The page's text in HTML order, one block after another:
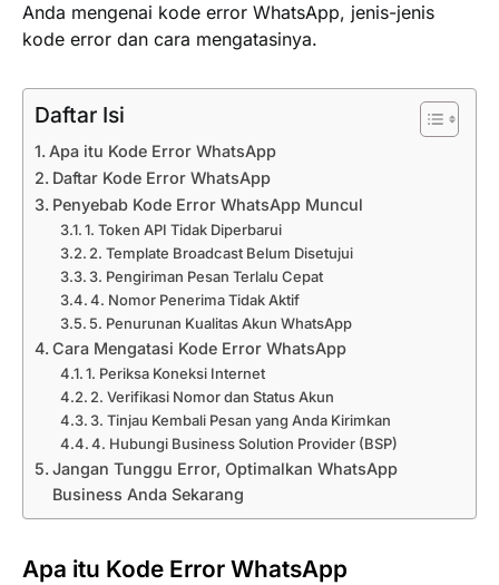
Anda mengenai kode error WhatsApp, jenis-jenis
kode error dan cara mengatasinya.
Daftar Isi
Apa itu Kode Error WhatsApp
Daftar Kode Error WhatsApp
Penyebab Kode Error WhatsApp Muncul
1. Token API Tidak Diperbarui
2. Template Broadcast Belum Disetujui
3. Pengiriman Pesan Terlalu Cepat
4. Nomor Penerima Tidak Aktif
5. Penurunan Kualitas Akun WhatsApp
Cara Mengatasi Kode Error WhatsApp
1. Periksa Koneksi Internet
2. Verifikasi Nomor dan Status Akun
3. Tinjau Kembali Pesan yang Anda Kirimkan
4. Hubungi Business Solution Provider (BSP)
Jangan Tunggu Error, Optimalkan WhatsApp
Business Anda Sekarang
Apa itu Kode Error WhatsApp